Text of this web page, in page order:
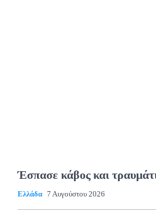
Έσπασε κάβος και
Ελλάδα 7 Αυγούστου 2026